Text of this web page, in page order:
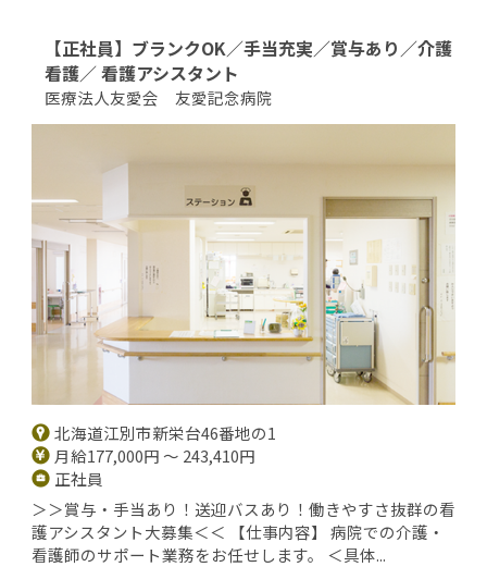
【正社員】ブランクOK／手当充実／賞与あり／介護
看護／ 看護アシスタント
医療法人友愛会 友愛記念病院
北海道江別市新栄台46番地の1
月給177,000円 ～ 243,410円
正社員
＞＞賞与・手当あり！送迎バスあり！働きやすさ抜群の看
護アシスタント大募集＜＜ 【仕事内容】 病院での介護・
看護師のサポート業務をお任せします。 ＜具体...